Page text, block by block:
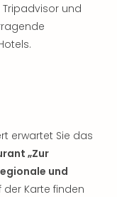
und
erwartet Sie das
„Zur
und
der Karte finden